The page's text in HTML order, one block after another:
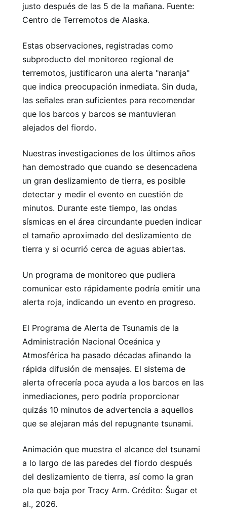
justo después de las 5 de la mañana. Fuente:
Centro de Terremotos de Alaska.
Estas observaciones, registradas como
subproducto del monitoreo regional de
terremotos, justificaron una alerta "naranja"
que indica preocupación inmediata. Sin duda,
las señales eran suficientes para recomendar
que los barcos y barcos se mantuvieran
alejados del fiordo.
Nuestras investigaciones de los últimos años
han demostrado que cuando se desencadena
un gran deslizamiento de tierra, es posible
detectar y medir el evento en cuestión de
minutos. Durante este tiempo, las ondas
sísmicas en el área circundante pueden indicar
el tamaño aproximado del deslizamiento de
tierra y si ocurrió cerca de aguas abiertas.
Un programa de monitoreo que pudiera
comunicar esto rápidamente podría emitir una
alerta roja, indicando un evento en progreso.
El Programa de Alerta de Tsunamis de la
Administración Nacional Oceánica y
Atmosférica ha pasado décadas afinando la
rápida difusión de mensajes. El sistema de
alerta ofrecería poca ayuda a los barcos en las
inmediaciones, pero podría proporcionar
quizás 10 minutos de advertencia a aquellos
que se alejaran más del repugnante tsunami.
Animación que muestra el alcance del tsunami
a lo largo de las paredes del fiordo después
del deslizamiento de tierra, así como la gran
ola que baja por Tracy Arm. Crédito: Šugar et
al., 2026.